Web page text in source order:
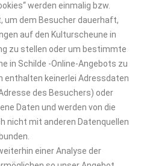
werden einmalig bzw.
um dem Besucher dauerhaft,
auf den Kulturscheune in
zu stellen oder um bestimmte
in Schilde -Online-Angebots zu
enthalten keinerlei Adressdaten
des Besuchers) oder
Daten und werden von die
nicht mit anderen Datenquellen
einer Analyse der